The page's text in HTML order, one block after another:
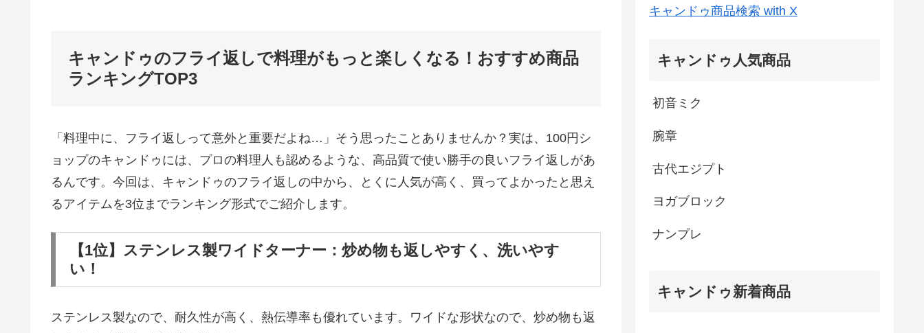
キャンドゥのフライ返しで料理がもっと楽しくなる！おすすめ商品
ランキングTOP3
「料理中に、フライ返しって意外と重要だよね…」そう思ったことありませんか？実は、100円シ
ョップのキャンドゥには、プロの料理人も認めるような、高品質で使い勝手の良いフライ返しがあ
るんです。今回は、キャンドゥのフライ返しの中から、とくに人気が高く、買ってよかったと思え
るアイテムを3位までランキング形式でご紹介します。
【1位】ステンレス製ワイドターナー：炒め物も返しやすく、洗いやす
い！
ステンレス製なので、耐久性が高く、熱伝導率も優れています。ワイドな形状なので、炒め物も返
キャンドゥ商品検索 with X
キャンドゥ人気商品
初音ミク
腕章
古代エジプト
ヨガブロック
ナンプレ
キャンドゥ新着商品